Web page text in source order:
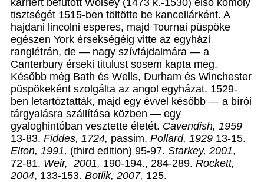
karriert befutott Wolsey (1473 k.-1530) első komoly
tisztségét 1515-ben töltötte be kancellárként. A
hajdani lincolni esperes, majd Tournai püspöke
egészen York érsekségéig vitte az egyházi
ranglétrán, de — nagy szívfájdalmára — a
Canterbury érseki titulust sosem kapta meg.
Később még Bath és Wells, Durham és Winchester
püspökeként szolgálta az angol egyházat. 1529-
ben letartóztatták, majd egy évvel később — a bírói
tárgyalásra szállítása közben — egy
gyaloghintóban vesztette életét. Cavendish, 1959
13-83. Fiddes, 1724, passim. Pollard, 1929 13-15.
Elton, 1991, (third edition) 95-97. Starkey, 2001,
72-81. Weir, 2001, 190-194., 284-289. Rockett,
2004, 133-153. Botlik, 2007, 125.